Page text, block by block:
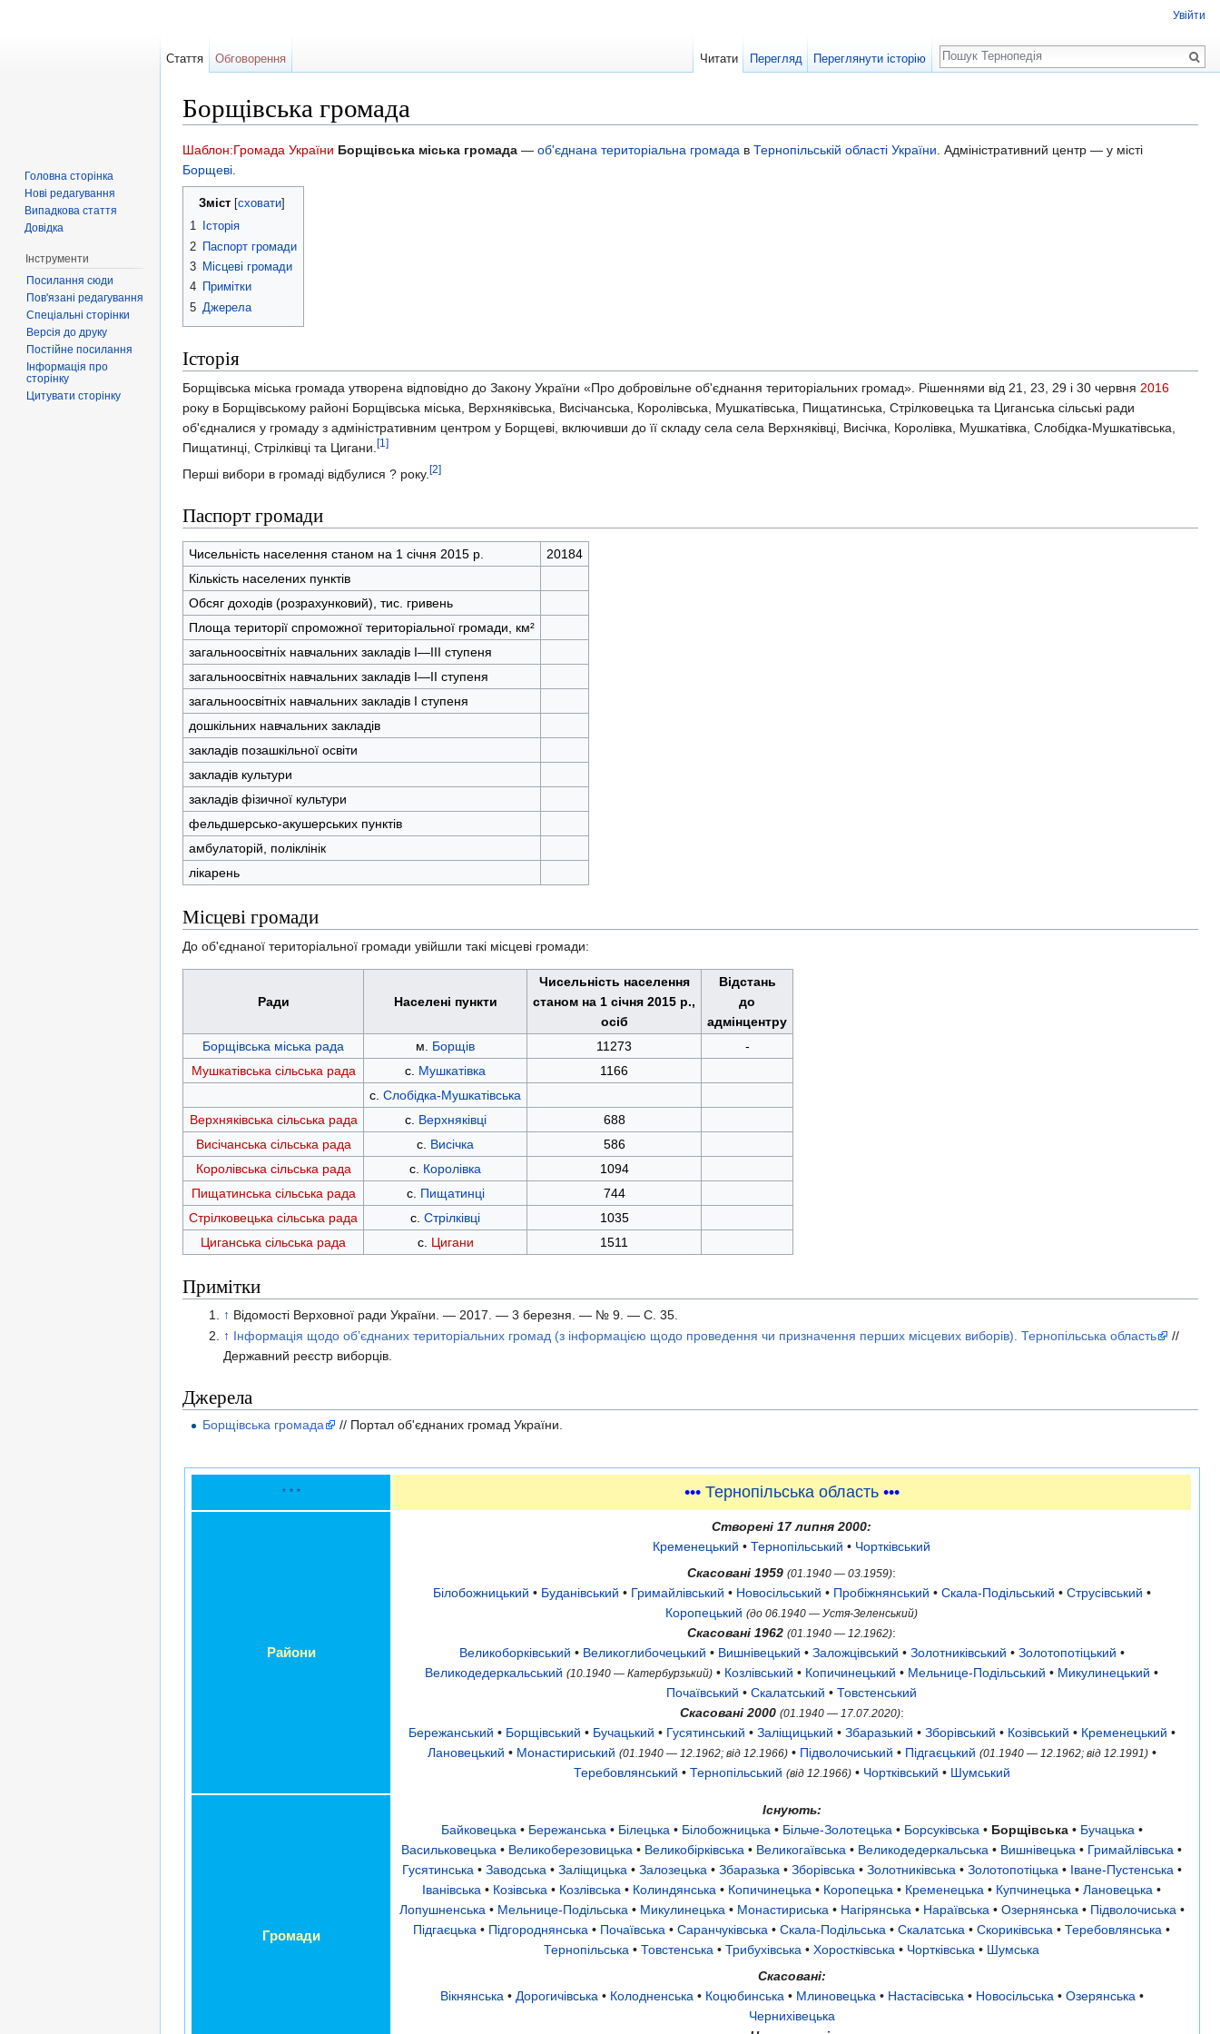
Борщівська громада
Шаблон:Громада України Борщівська міська громада — об'єднана територіальна громада в Тернопільській області України. Адміністративний центр — у місті
Борщеві.
Зміст[ сховати]
1
Історія
2 Паспорт громади
3 Місцеві громади
4 Примітки
5 Джерела
Історія
Борщівська міська громада утворена відповідно до Закону України «Про добровільне об'єднання територіальних громад». Рішеннями від 21, 23, 29 і 30 червня 2016
року в Борщівському районі Борщівська міська, Верхняківська, Висічанська, Королівська, Мушкатівська, Пищатинська, Стрілковецька та Циганська сільські ради
об'єдналися у громаду з адміністративним центром у Борщеві, включивши до її складу села села Верхняківці, Висічка, Королівка, Мушкатівка, Слобідка-Мушкатівська,
Пищатинці, Стрілківці та Цигани.[1]
Перші вибори в громаді відбулися ? року.[2]
Паспорт громади
Чисельність населення станом на 1 січня 2015 р.
20184
Кількість населених пунктів
Обсяг доходів (розрахунковий), тис. гривень
Площа території спроможної територіальної громади, км²
загальноосвітніх навчальних закладів I—III ступеня
загальноосвітніх навчальних закладів I—II ступеня
загальноосвітніх навчальних закладів I ступеня
дошкільних навчальних закладів
закладів позашкільної освіти
закладів культури
закладів фізичної культури
фельдшерсько-акушерських пунктів
амбулаторій, поліклінік
лікарень
Місцеві громади
До об'єднаної територіальної громади увійшли такі місцеві громади:
Ради Населені пункти
Чисельність населення
станом на 1 січня 2015 р.,
осіб
Відстань
до
адмінцентру
Борщівська міська рада
м. Борщів 11273
-
Мушкатівська сільська рада
с. Мушкатівка
1166
с. Слобідка-Мушкатівська
Верхняківська сільська рада
с. Верхняківці
688
Висічанська сільська рада
с. Висічка
586
Королівська сільська рада
с. Королівка
1094
Пищатинська сільська рада
с. Пищатинці
744
Стрілковецька сільська рада
с. Стрілківці
1035
Циганська сільська рада
с. Цигани 1511
Примітки
↑ Відомості Верховної ради України. — 2017. — 3 березня. — № 9. — С. 35.
↑ Інформація щодо об’єднаних територіальних громад (з інформацією щодо проведення чи призначення перших місцевих виборів). Тернопільська область
//
Державний реєстр виборців.
Джерела
Борщівська громада // Портал об'єднаних громад України.
* * * ••• Тернопільська область•••
Райони
Створені 17 липня 2000:
Кременецький • Тернопільський • Чортківський
Скасовані 1959 (01.1940 — 03.1959):
Білобожницький • Буданівський • Гримайлівський • Новосільський • Пробіжнянський • Скала-Подільський • Струсівський •
Коропецький (до 06.1940 — Устя-Зеленський)
Скасовані 1962 (01.1940 — 12.1962):
Великоборківський • Великоглибочецький • Вишнівецький • Заложцівський • Золотниківський • Золотопотіцький •
Великодедеркальський (10.1940 — Катербурзький) • Козлівський • Копичинецький • Мельнице-Подільський • Микулинецький •
Почаївський • Скалатський • Товстенський
Скасовані 2000 (01.1940 — 17.07.2020):
Бережанський • Борщівський • Бучацький • Гусятинський • Заліщицький • Збаразький • Зборівський • Козівський • Кременецький •
Лановецький • Монастириський (01.1940 — 12.1962; від 12.1966)• Підволочиський • Підгаєцький (01.1940 — 12.1962; від 12.1991)•
Теребовлянський • Тернопільський (від 12.1966)• Чортківський • Шумський
Громади
Існують:
Байковецька• Бережанська• Білецька• Білобожницька• Більче-Золотецька• Борсуківська• Борщівська• Бучацька•
Васильковецька • Великоберезовицька • Великобірківська • Великогаївська • Великодедеркальська • Вишнівецька • Гримайлівська •
Гусятинська• Заводська• Заліщицька• Залозецька• Збаразька• Зборівська• Золотниківська• Золотопотіцька• Іване-Пустенська•
Іванівська • Козівська • Козлівська • Колиндянська • Копичинецька • Коропецька • Кременецька • Купчинецька • Лановецька •
Лопушненська• Мельнице-Подільська• Микулинецька• Монастириська• Нагірянська• Нараївська• Озернянська• Підволочиська•
Підгаєцька • Підгороднянська • Почаївська • Саранчуківська • Скала-Подільська • Скалатська • Скориківська • Теребовлянська •
Тернопільська • Товстенська • Трибухівська • Хоростківська • Чортківська • Шумська
Скасовані:
Вікнянська• Дорогичівська• Колодненська• Коцюбинська• Млиновецька• Настасівська• Новосільська• Озерянська•
Чернихівецька
Увійти
Стаття Обговорення Читати Перегляд Переглянути історію
Пошук
Головна сторінка
Нові редагування
Випадкова стаття
Довідка
Інструменти
Посилання сюди
Пов'язані редагування
Спеціальні сторінки
Версія до друку
Постійне посилання
Інформація про
сторінку
Цитувати сторінку